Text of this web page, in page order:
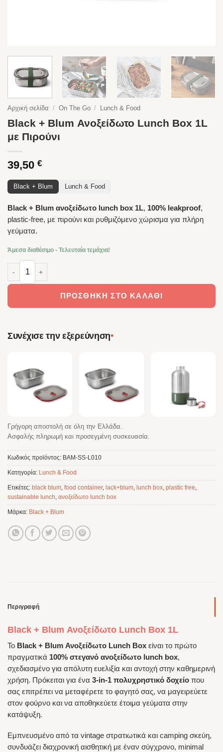
Αρχική σελίδα / On The Go / Lunch & Food
Black + Blum Ανοξείδωτο Lunch Box 1L
με Πιρούνι
39,50 €
Black + Blum Lunch & Food
Black + Blum ανοξείδωτο lunch box 1L, 100% leakproof,
plastic-free, με πιρούνι και ρυθμιζόμενο χώρισμα για πλήρη
γεύματα.
Άμεσα διαθέσιμο - Τελευταία τεμάχια!
Black + Blum Ανοξείδωτο Lunch Box 1L με Πιρούνι ποσότητα
ΠΡΟΣΘΉΚΗ ΣΤΟ ΚΑΛΆΘΙ
Συνέχισε την εξερεύνηση•
Γρήγορη αποστολή σε όλη την Ελλάδα.
Ασφαλής πληρωμή και προσεγμένη συσκευασία.
Κωδικός προϊόντος: BAM-SS-L010
Κατηγορία: Lunch & Food
Ετικέτες: black blum, food container, lack+blum, lunch box, plastic free,
sustainable lunch, ανοξείδωτο lunch box
Μάρκα: Black + Blum
Περιγραφή
Black + Blum Ανοξείδωτο Lunch Box 1L
Το Black + Blum Ανοξείδωτο Lunch Box είναι το πρώτο
πραγματικά 100% στεγανό ανοξείδωτο lunch box,
σχεδιασμένο για απόλυτη ευελιξία και αντοχή στην καθημερινή
χρήση. Πρόκειται για ένα 3-in-1 πολυχρηστικό δοχείο που
σας επιτρέπει να μεταφέρετε το φαγητό σας, να μαγειρεύετε
στον φούρνο και να αποθηκεύετε έτοιμα γεύματα στην
κατάψυξη.
Εμπνευσμένο από τα vintage στρατιωτικά και camping σκεύη,
συνδυάζει διαχρονική αισθητική με έναν σύγχρονο, minimal